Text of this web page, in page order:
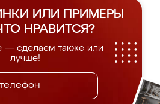
ИЛИ ПРИМЕРЫ
НРАВИТСЯ?
— сделаем также или
лучше!